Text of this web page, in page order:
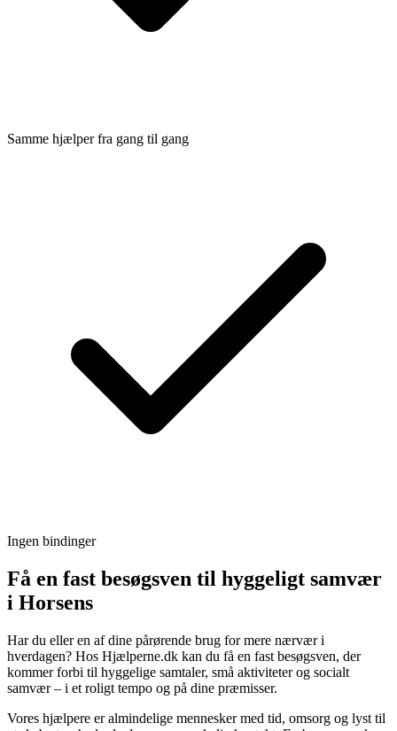
Samme hjælper fra gang til gang
Ingen bindinger
Få en fast besøgsven til hyggeligt samvær
i Horsens
Har du eller en af dine pårørende brug for mere nærvær i
hverdagen? Hos Hjælperne.dk kan du få en fast besøgsven, der
kommer forbi til hyggelige samtaler, små aktiviteter og socialt
samvær – i et roligt tempo og på dine præmisser.
Vores hjælpere er almindelige mennesker med tid, omsorg og lyst til